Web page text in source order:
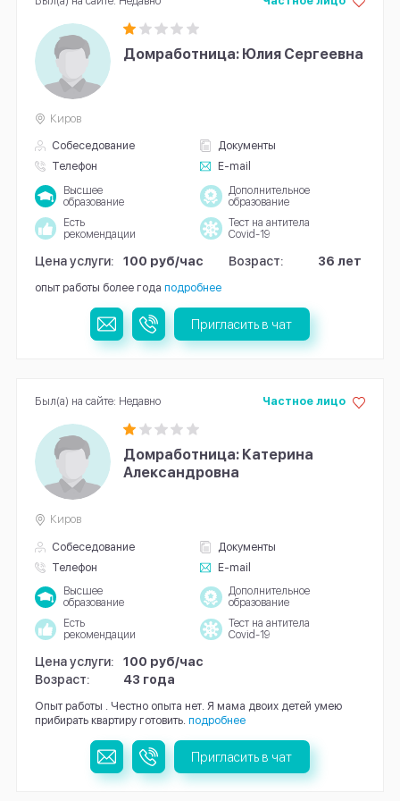
Домработница: Юлия Сергеевна
Собеседование
Документы
Телефон
E-mail
Киров
Высшее
образование
Дополнительное
образование
Есть
рекомендации
Тест на антитела
Covid-19
Цена услуги: 100 руб/час Возраст: 36 лет
опыт работы более года подробнее
Пригласить в чат
Домработница: Катерина
Александровна
Собеседование
Документы
Телефон
E-mail
Частное лицо
Киров
Высшее
образование
Дополнительное
образование
Есть
рекомендации
Тест на антитела
Covid-19
Цена услуги:
100 руб/час
Возраст:
43 года
Опыт работы . Честно опыта нет. Я мама двоих детей умею
прибирать квартиру готовить. подробнее
Был(а) на сайте: Недавно
Пригласить в чат